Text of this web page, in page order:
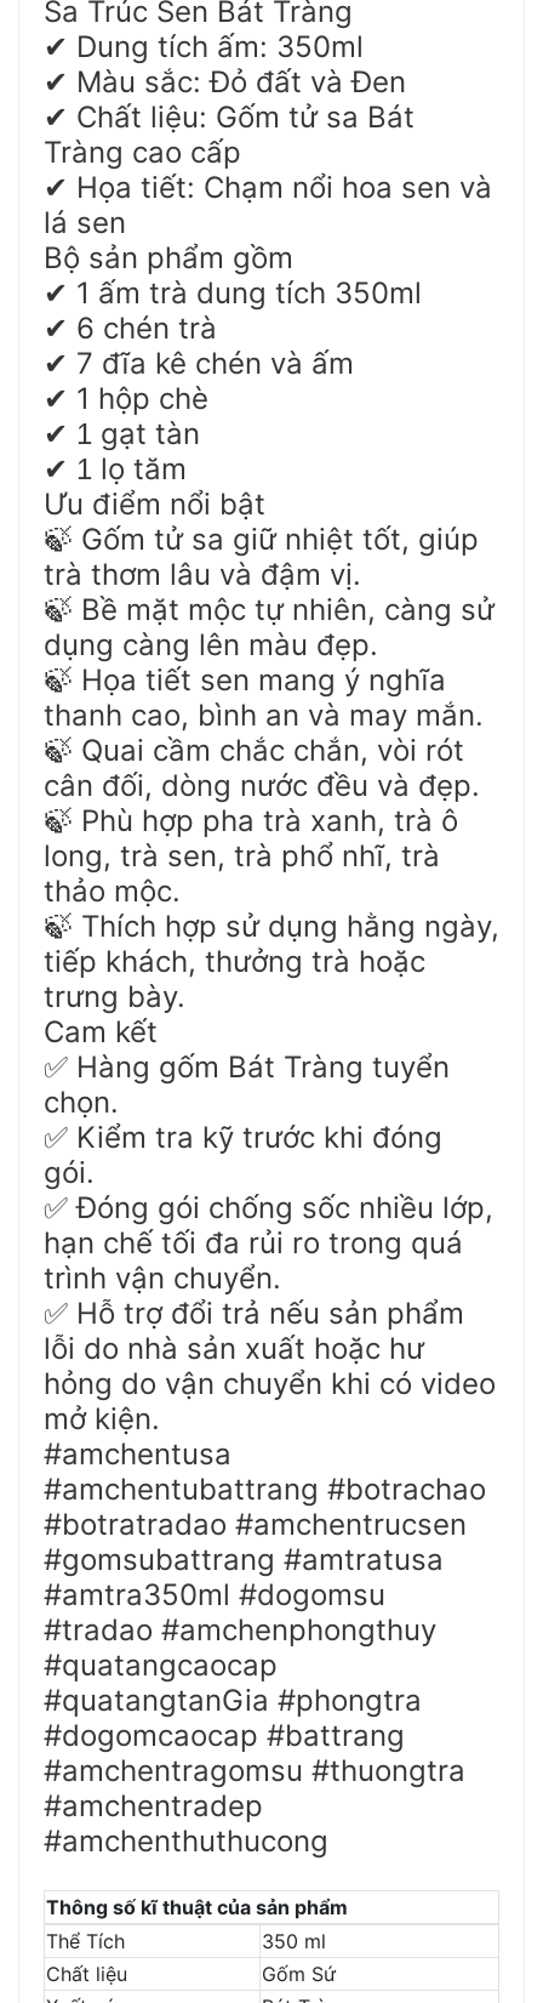
Sa Trúc Sen Bát Tràng
✔ Dung tích ấm: 350ml
✔ Màu sắc: Đỏ đất và Đen
✔ Chất liệu: Gốm tử sa Bát
Tràng cao cấp
✔ Họa tiết: Chạm nổi hoa sen và
lá sen
Bộ sản phẩm gồm
✔ 1 ấm trà dung tích 350ml
✔ 6 chén trà
✔ 7 đĩa kê chén và ấm
✔ 1 hộp chè
✔ 1 gạt tàn
✔ 1 lọ tăm
Ưu điểm nổi bật
🍃 Gốm tử sa giữ nhiệt tốt, giúp
trà thơm lâu và đậm vị.
🍃 Bề mặt mộc tự nhiên, càng sử
dụng càng lên màu đẹp.
🍃 Họa tiết sen mang ý nghĩa
thanh cao, bình an và may mắn.
🍃 Quai cầm chắc chắn, vòi rót
cân đối, dòng nước đều và đẹp.
🍃 Phù hợp pha trà xanh, trà ô
long, trà sen, trà phổ nhĩ, trà
thảo mộc.
🍃 Thích hợp sử dụng hằng ngày,
tiếp khách, thưởng trà hoặc
trưng bày.
Cam kết
✅ Hàng gốm Bát Tràng tuyển
chọn.
✅ Kiểm tra kỹ trước khi đóng
gói.
✅ Đóng gói chống sốc nhiều lớp,
hạn chế tối đa rủi ro trong quá
trình vận chuyển.
✅ Hỗ trợ đổi trả nếu sản phẩm
lỗi do nhà sản xuất hoặc hư
hỏng do vận chuyển khi có video
mở kiện.
#amchentusa
#amchentubattrang #botrachao
#botratradao #amchentrucsen
#gomsubattrang #amtratusa
#amtra350ml #dogomsu
#tradao #amchenphongthuy
#quatangcaocap
#quatangtanGia #phongtra
#dogomcaocap #battrang
#amchentragomsu #thuongtra
#amchentradep
#amchenthuthucong
Thông số kĩ thuật của sản phẩm
Thể Tích
350 ml
Chất liệu
Gốm Sứ